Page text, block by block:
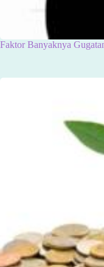
Faktor Banyaknya